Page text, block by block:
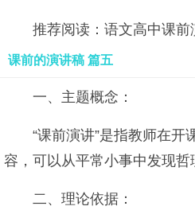
推荐阅读：语文高中课
课前的演讲稿 篇五
一、主题概念：
“课前演讲”是指教师在
容，可以从平常小事中发现
二、理论依据：